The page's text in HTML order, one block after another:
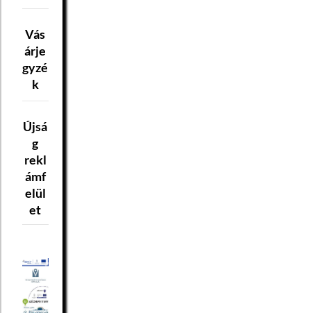
Vás
árje
gyzé
k
Újsá
g
rekl
ámf
elül
et